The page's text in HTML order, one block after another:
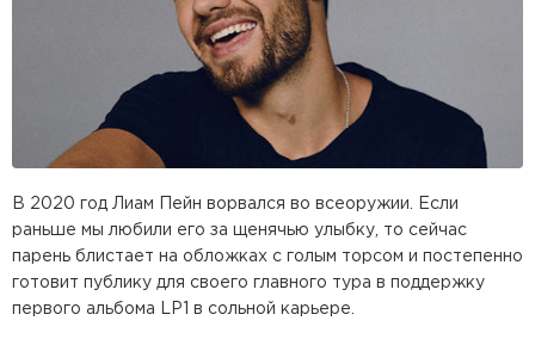
В 2020 год Лиам Пейн ворвался во всеоружии. Если
раньше мы любили его за щенячью улыбку, то сейчас
парень блистает на обложках с голым торсом и постепенно
готовит публику для своего главного тура в поддержку
первого альбома LP1 в сольной карьере.